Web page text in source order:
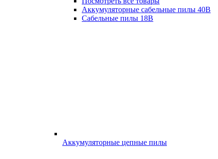
Аккумуляторные сабельные пилы 40В
Сабельные пилы 18В
Аккумуляторные цепные пилы